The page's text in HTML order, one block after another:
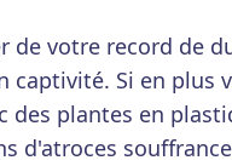
de votre record de
captivité. Si en plus
plantes en
d'atroces